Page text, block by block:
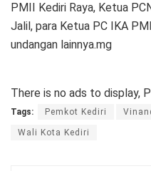
PMII Kediri Raya, Ketua
Jalil, para Ketua PC IKA
undangan lainnya.mg
There is no ads to display,
Tags: Pemkot Kediri
Wali Kota Kediri